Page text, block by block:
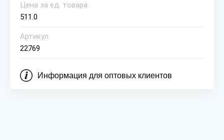
Цена за ед. товара:
511.0
Артикул:
22769
Информация для оптовых клиентов